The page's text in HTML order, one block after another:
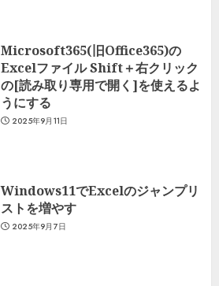
Microsoft365(旧Office365)の
Excelファイル Shift＋右クリック
の[読み取り専用で開く]を使えるよ
うにする
2025年9月11日
Windows11でExcelのジャンプリ
ストを増やす
2025年9月7日